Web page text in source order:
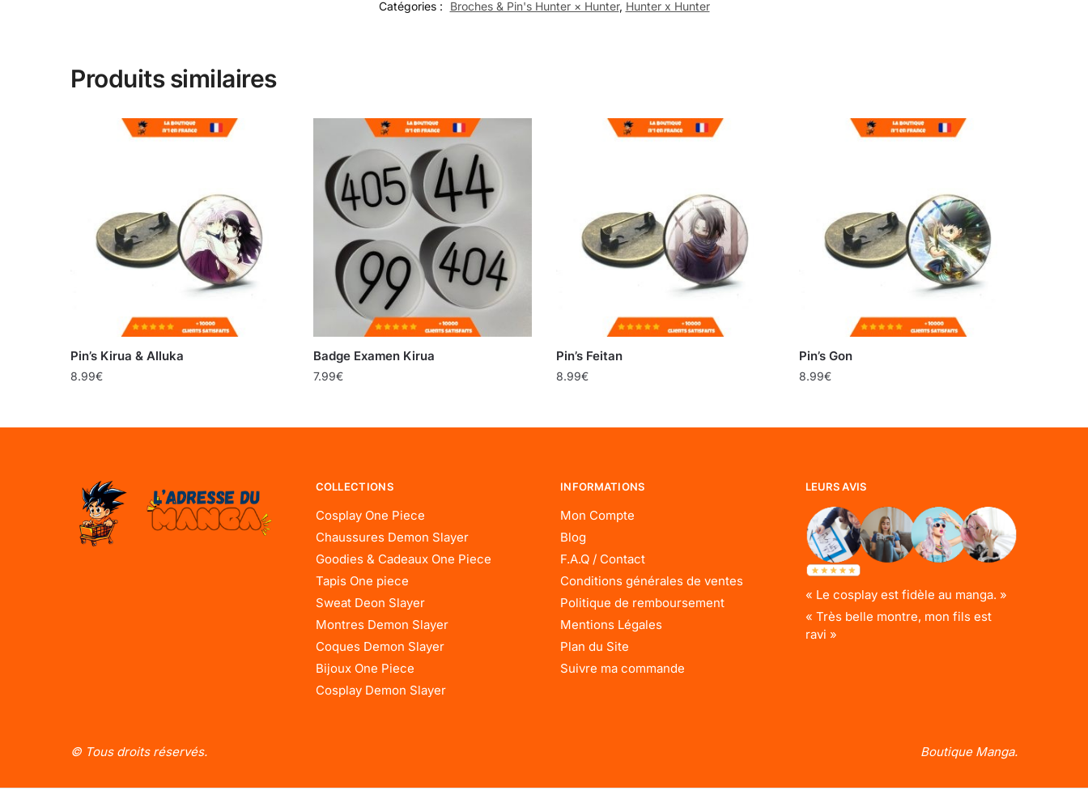
Catégories : Broches & Pin's Hunter × Hunter, Hunter x Hunter
Produits similaires
Pin’s Kirua & Alluka
8.99€
Badge Examen Kirua
7.99€
Pin’s Feitan
8.99€
Pin’s Gon
8.99€
COLLECTIONS
Cosplay One Piece
Chaussures Demon Slayer
Goodies & Cadeaux One Piece
Tapis One piece
Sweat Deon Slayer
Montres Demon Slayer
Coques Demon Slayer
Bijoux One Piece
Cosplay Demon Slayer
INFORMATIONS
Mon Compte
Blog
F.A.Q / Contact
Conditions générales de ventes
Politique de remboursement
Mentions Légales
Plan du Site
Suivre ma commande
LEURS AVIS
« Le cosplay est fidèle au manga. »
« Très belle montre, mon fils est
ravi »
© Tous droits réservés. Boutique Manga.